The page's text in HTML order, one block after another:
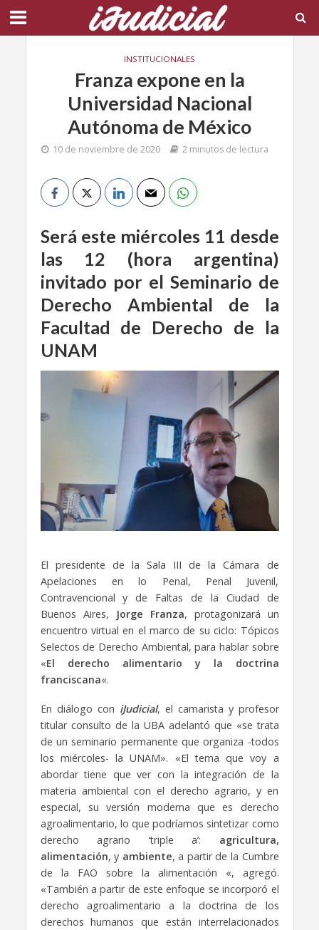
INSTITUCIONALES
Franza expone en la
Universidad Nacional
Autónoma de México
10 de noviembre de 2020 2 minutos de lectura
Será este miércoles 11 desde
las 12 (hora argentina)
invitado por el Seminario de
Derecho Ambiental de la
Facultad de Derecho de la
UNAM
El presidente de la Sala III de la Cámara de
Apelaciones en lo Penal, Penal Juvenil,
Contravencional y de Faltas de la Ciudad de
Buenos Aires,
Jorge Franza, protagonizará un
encuentro virtual en el marco de su ciclo: Tópicos
Selectos de Derecho Ambiental, para hablar sobre
«El derecho alimentario y la doctrina
franciscana«.
En diálogo con iJudicial, el camarista y profesor
titular consulto de la UBA adelantó que «se trata
de un seminario permanente que organiza -todos
los miércoles- la UNAM». «El tema que voy a
abordar tiene que ver con la integración de la
materia ambiental con el derecho agrario, y en
especial, su versión moderna que es derecho
agroalimentario, lo que podríamos sintetizar como
derecho agrario ‘triple a’: agricultura,
alimentación, y ambiente, a partir de la Cumbre
de la FAO sobre la alimentación «, agregó.
«También a partir de este enfoque se incorporó el
derecho agroalimentario a la doctrina de los
derechos humanos que están interrelacionados